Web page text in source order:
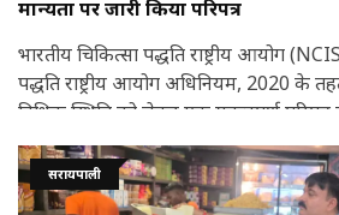
मान्यता पर जारी किया परिपत्र
भारतीय चिकित्सा पद्धति राष्ट्रीय आयोग
पद्धति राष्ट्रीय आयोग अधिनियम, 2020 के
विधिक स्थिति को लेकर एक महत्वपूर्ण परिपत्र
सरायपाली